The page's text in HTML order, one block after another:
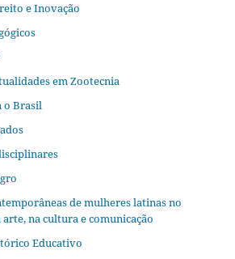
e Inovação
em Zootecnia
o Brasil
de mulheres latinas no
na cultura e comunicação
Educativo